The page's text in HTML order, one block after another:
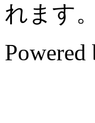
れます。
Powered